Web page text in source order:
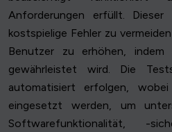
Anforderungen erfüllt.
kostspielige Fehler zu
Benutzer zu erhöhen, indem
gewährleistet wird. Die
automatisiert erfolgen, wobei
eingesetzt werden, um
Softwarefunktionalität, -